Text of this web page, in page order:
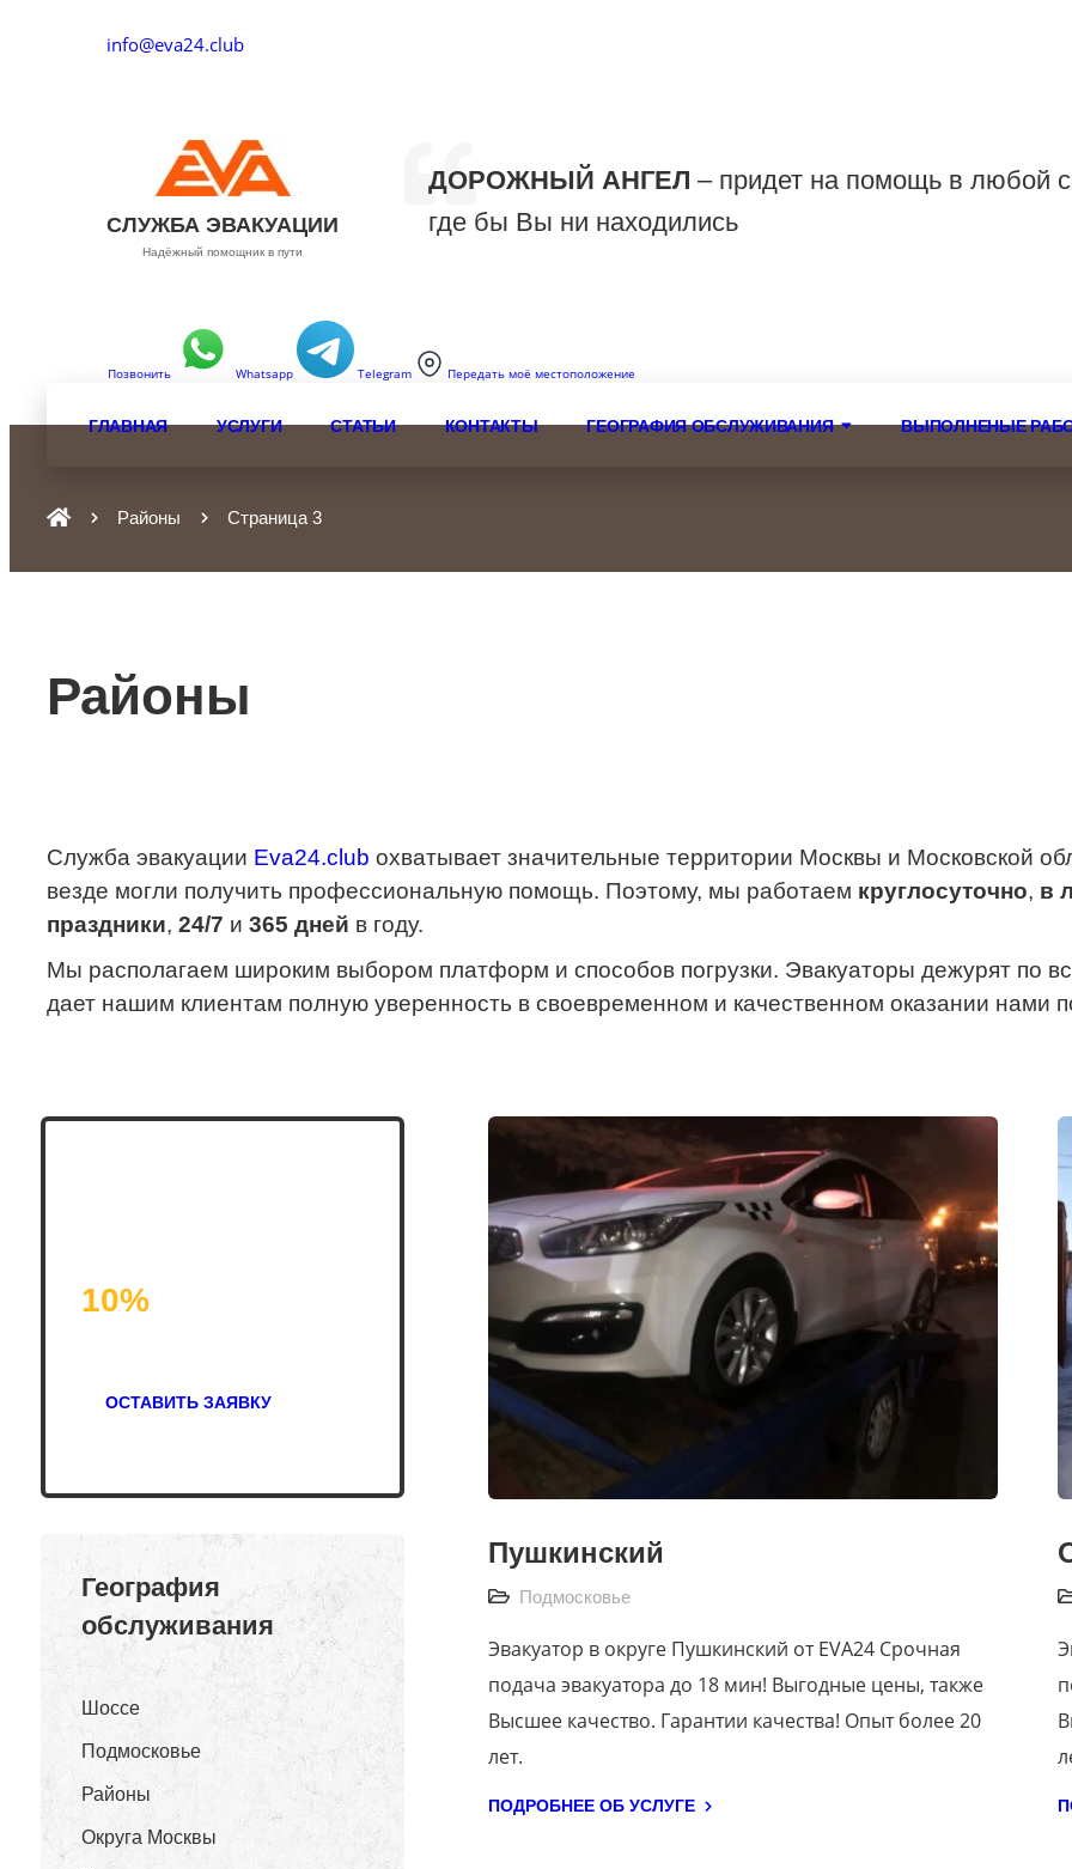
info@eva24.club
СЛУЖБА ЭВАКУАЦИИ
Надёжный помощник в пути
ДОРОЖНЫЙ АНГЕЛ – придет на помощь в любой
где бы Вы ни находились
Позвонить Whatsapp Telegram Передать моё местоположение
ГЛАВНАЯ УСЛУГИ СТАТЬИ КОНТАКТЫ ГЕОГРАФИЯ ОБСЛУЖИВАНИЯ ВЫПОЛНЕНЫЕ
Районы Страница 3
Районы
Служба эвакуации Eva24.club охватывает значительные территории Москвы и Московской
везде могли получить профессиональную помощь. Поэтому, мы работаем круглосуточно, в
праздники, 24/7 и 365 дней в году.
Мы располагаем широким выбором платформ и способов погрузки. Эвакуаторы дежурят по
дает нашим клиентам полную уверенность в своевременном и качественном оказании нами
Пушкинский
Подмосковье
Эвакуатор в округе Пушкинский от EVA24 Срочная
подача эвакуатора до 18 мин! Выгодные цены, также
Высшее качество. Гарантии качества! Опыт более 20
лет.
ПОДРОБНЕЕ ОБ УСЛУГЕ
10%
ОСТАВИТЬ ЗАЯВКУ
География
обслуживания
Шоссе
Подмосковье
Районы
Округа Москвы